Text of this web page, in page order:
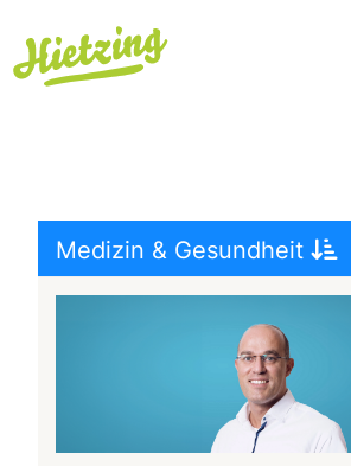
Medizin & Gesundheit